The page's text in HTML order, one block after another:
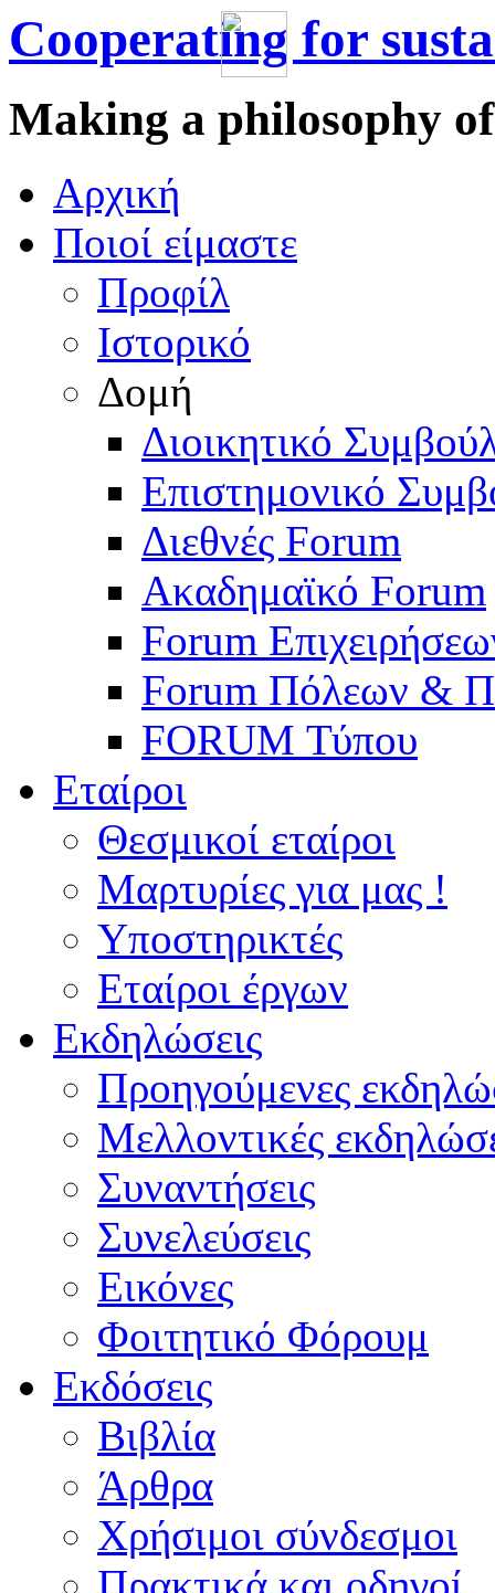
Cooperating for
Making a philosophy
Αρχική
Πoιοί είμαστε
Προφίλ
Ιστορικό
Δομή
Διοικητικό
Επιστημονικό
Διεθνές Forum
Ακαδημαϊκό Forum
Forum
Forum Πόλεων &
FORUM Τύπου
Εταίροι
Θεσμικοί εταίροι
Μαρτυρίες για μας !
Υποστηρικτές
Εταίροι έργων
Εκδηλώσεις
Προηγούμενες
Μελλοντικές
Συναντήσεις
Συνελεύσεις
Εικόνες
Φοιτητικό Φόρουμ
Εκδόσεις
Βιβλία
Άρθρα
Χρήσιμοι σύνδεσμοι